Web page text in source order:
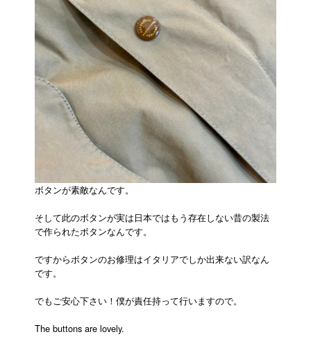
ボタンが素敵なんです。
そして此のボタンが実は日本ではもう存在しない昔の製法
で作られたボタンなんです。
ですからボタンのお修理はイタリアでしか出来ない訳なん
です。
でもご安心下さい！僕が責任持って行いますので。
The buttons are lovely.